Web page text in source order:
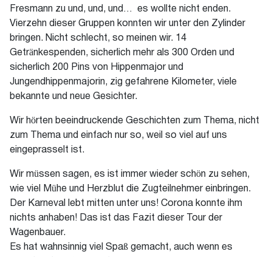
Fresmann zu und, und, und… es wollte nicht enden.
Vierzehn dieser Gruppen konnten wir unter den Zylinder
bringen. Nicht schlecht, so meinen wir. 14
Getränkespenden, sicherlich mehr als 300 Orden und
sicherlich 200 Pins von Hippenmajor und
Jungendhippenmajorin, zig gefahrene Kilometer, viele
bekannte und neue Gesichter.
Wir hörten beeindruckende Geschichten zum Thema, nicht
zum Thema und einfach nur so, weil so viel auf uns
eingeprasselt ist.
Wir müssen sagen, es ist immer wieder schön zu sehen,
wie viel Mühe und Herzblut die Zugteilnehmer einbringen.
Der Karneval lebt mitten unter uns! Corona konnte ihm
nichts anhaben! Das ist das Fazit dieser Tour der
Wagenbauer.
Es hat wahnsinnig viel Spaß gemacht, auch wenn es